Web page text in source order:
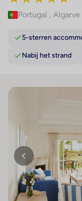
Portugal , Algarve
5-sterren
Nabij het strand